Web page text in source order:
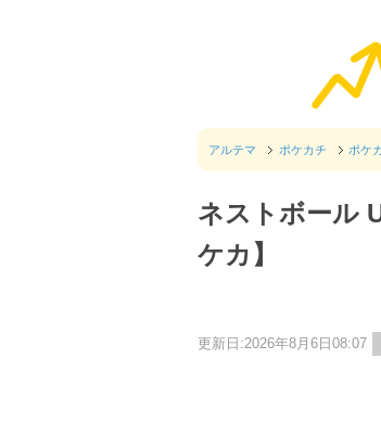
アルテマ ポケカチ ポケ
ネストボール
ケカ】
更新日:2026年8月6日08:07